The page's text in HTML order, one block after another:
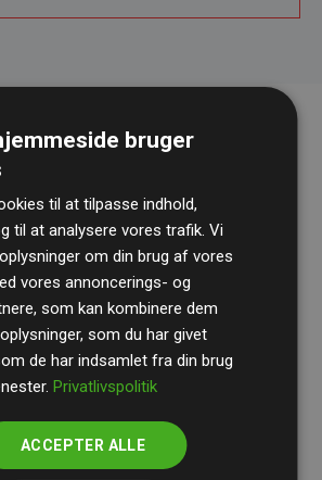
gennemgår løbende vores
for at sikre gennemsigtighed
at vores investeringer i
estimerede CO₂-
bruger
til at tilpasse indhold,
til at analysere vores trafik. Vi
om din brug af vores
vores annoncerings- og
som kan kombinere dem
som du har givet
de har indsamlet fra din brug
Privatlivspolitik
ACCEPTER ALLE